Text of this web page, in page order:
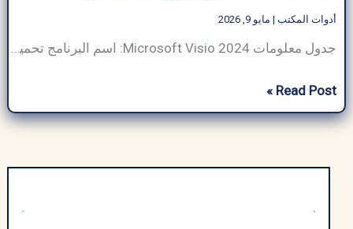
أدوات المكتب | مايو 9, 2026
جدول معلومات Microsoft Visio 2024: اسم البرنامج تحميل مايكروسوفت فيزيو حجم البرنامج ~1.2 جيجابايت (يختلف حسب الإصدار والتحديثات) مطور برمجيات Microsoft Corporation فئة البرنامج أدوات المكتب نوع الملف .vsdx، .vsd، .vdx متوافق مع Windows (رسمي)؛ وصول محدود إلى الويب على لغة متعدد اللغات (بما في ذلك الإنجليزية) الناشر ArabSeedTech إجمالي التنزيلات يُقدر عددهم بأكثر من […]
تحميل
مايكروسوفت
Read Post »